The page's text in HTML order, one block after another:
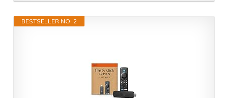
BESTSELLER NO. 2